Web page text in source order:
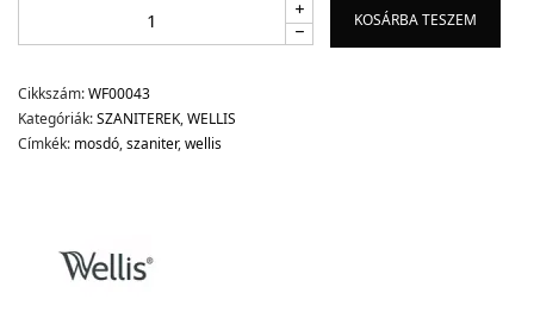
KOSÁRBA TESZEM
Cikkszám:WF00043
Kategóriák:SZANITEREK,WELLIS
Címkék: mosdó,szaniter,wellis